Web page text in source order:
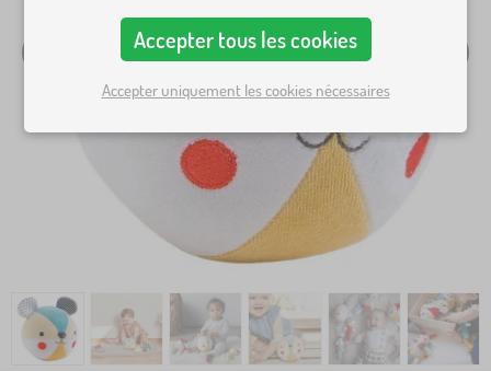
Accepter tous les cookies
Accepter uniquement les cookies nécessaires